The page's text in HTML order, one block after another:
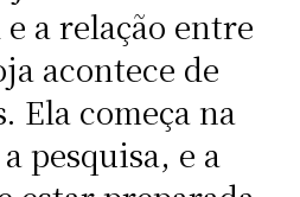
a relação entre
acontece de
Ela começa na
pesquisa, e a